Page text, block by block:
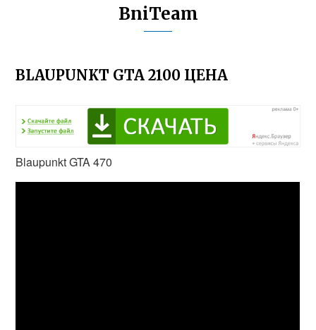
BniTeam
BLAUPUNKT GTA 2100 ЦЕНА
Blaupunkt GTA 470